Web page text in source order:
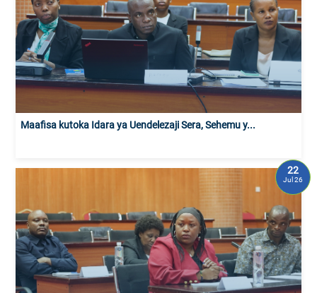
Maafisa kutoka Idara ya Uendelezaji Sera, Sehemu y...
22
Jul 26